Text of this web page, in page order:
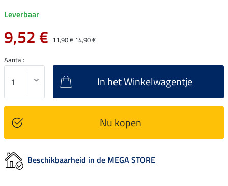
Leverbaar
9,52 € 11,90 €14,90 €
Aantal:
In het Winkelwagentje
Nu kopen
Beschikbaarheid in de MEGA STORE